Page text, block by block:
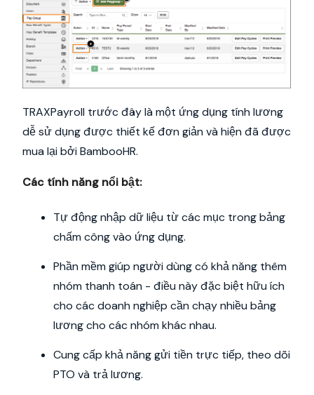
TRAXPayroll trước đây là một ứng dụng tính lương
dễ sử dụng được thiết kế đơn giản và hiện đã được
mua lại bởi BambooHR.
Các tính năng nổi bật:
Tự động nhập dữ liệu từ các mục trong bảng
chấm công vào ứng dụng.
Phần mềm giúp người dùng có khả năng thêm
nhóm thanh toán - điều này đặc biệt hữu ích
cho các doanh nghiệp cần chạy nhiều bảng
lương cho các nhóm khác nhau.
Cung cấp khả năng gửi tiền trực tiếp, theo dõi
PTO và trả lương.